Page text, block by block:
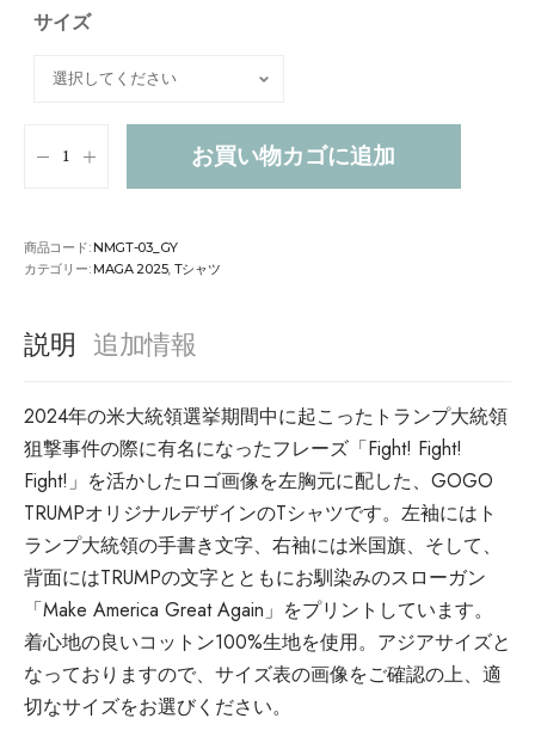
サイズ
お買い物カゴに追加
商品コード:NMGT-03_GY
カテゴリー:MAGA 2025, Tシャツ
説明 追加情報
2024年の米大統領選挙期間中に起こったトランプ大統領
狙撃事件の際に有名になったフレーズ「Fight! Fight!
Fight!」を活かしたロゴ画像を左胸元に配した、GOGO
TRUMPオリジナルデザインのTシャツです。左袖にはト
ランプ大統領の手書き文字、右袖には米国旗、そして、
背面にはTRUMPの文字とともにお馴染みのスローガン
「Make America Great Again」をプリントしています。
着心地の良いコットン100%生地を使用。アジアサイズと
なっておりますので、サイズ表の画像をご確認の上、適
切なサイズをお選びください。